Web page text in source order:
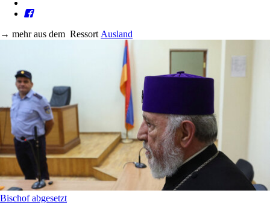
→ mehr aus dem Ressort Ausland
Bischof abgesetzt